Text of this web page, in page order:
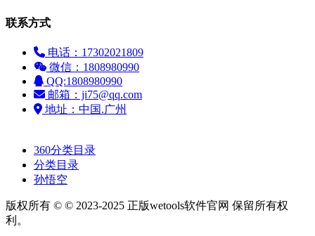
联系方式
电话：17302021809
微信：1808980990
QQ:1808980990
邮箱：ji75@qq.com
地址：中国.广州
360分类目录
分类目录
孙悟空
版权所有 © © 2023-2025 正版wetools软件官网 保留所有权
利。